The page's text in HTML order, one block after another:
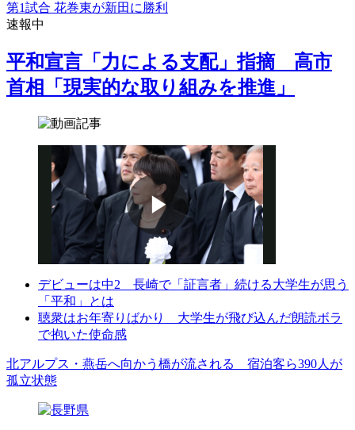
第1試合 花巻東が新田に勝利
速報中
平和宣言「力による支配」指摘 高市
首相「現実的な取り組みを推進」
Play
Video
デビューは中2 長崎で「証言者」続ける大学生が思う
「平和」とは
聴衆はお年寄りばかり 大学生が飛び込んだ朗読ボラ
で抱いた使命感
北アルプス・燕岳へ向かう橋が流される 宿泊客ら390人が
孤立状態